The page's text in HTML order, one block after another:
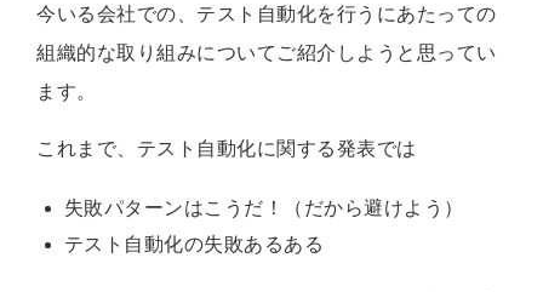
今いる会社での、テスト自動化を行うにあたっての
組織的な取り組みについてご紹介しようと思ってい
ます。
これまで、テスト自動化に関する発表では
失敗パターンはこうだ！（だから避けよう）
テスト自動化の失敗あるある